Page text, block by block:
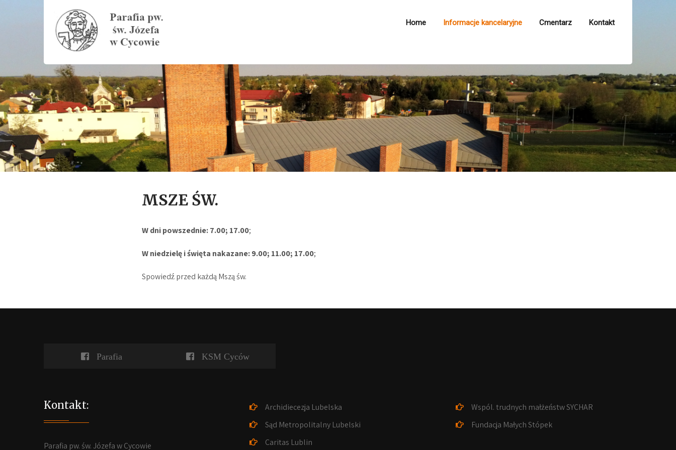
Home Informacje kancelaryjne Cmentarz Kontakt
MSZE ŚW.
W dni powszednie: 7.00; 17.00;
W niedzielę i święta nakazane: 9.00; 11.00; 17.00;
Spowiedź przed każdą Mszą św.
Parafia KSM Cyców
Kontakt:
Parafia pw. św. Józefa w Cycowie
Archidiecezja Lubelska
Sąd Metropolitalny Lubelski
Caritas Lublin
Wspól. trudnych małżeństw SYCHAR
Fundacja Małych Stópek